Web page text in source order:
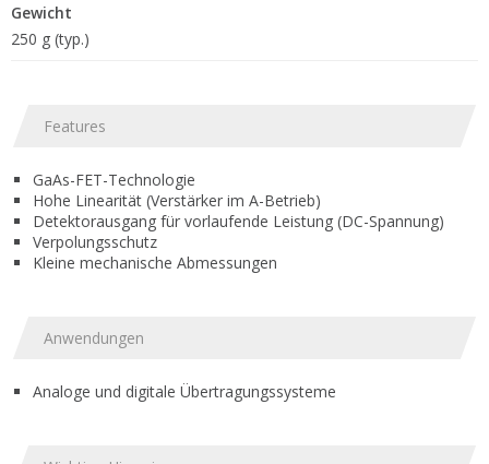
Gewicht
250 g (typ.)
Features
GaAs-FET-Technologie
Hohe Linearität (Verstärker im A-Betrieb)
Detektorausgang für vorlaufende Leistung (DC-Spannung)
Verpolungsschutz
Kleine mechanische Abmessungen
Anwendungen
Analoge und digitale Übertragungssysteme